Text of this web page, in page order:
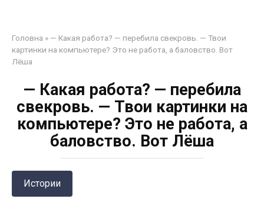
Головна » — Какая работа? — перебила свекровь. — Твои
картинки на компьютере? Это не работа, а баловство. Вот
Лёша
— Какая работа? — перебила
свекровь. — Твои картинки на
компьютере? Это не работа, а
баловство. Вот Лёша
Истории